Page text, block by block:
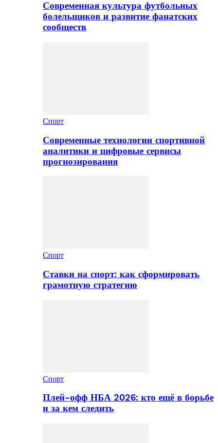
Современная культура футбольных
болельщиков и развитие фанатских
сообществ
Спорт
Современные технологии спортивной
аналитики и цифровые сервисы
прогнозирования
Спорт
Ставки на спорт: как сформировать
грамотную стратегию
Спорт
Плей-офф НБА 2026: кто ещё в борьбе
и за кем следить